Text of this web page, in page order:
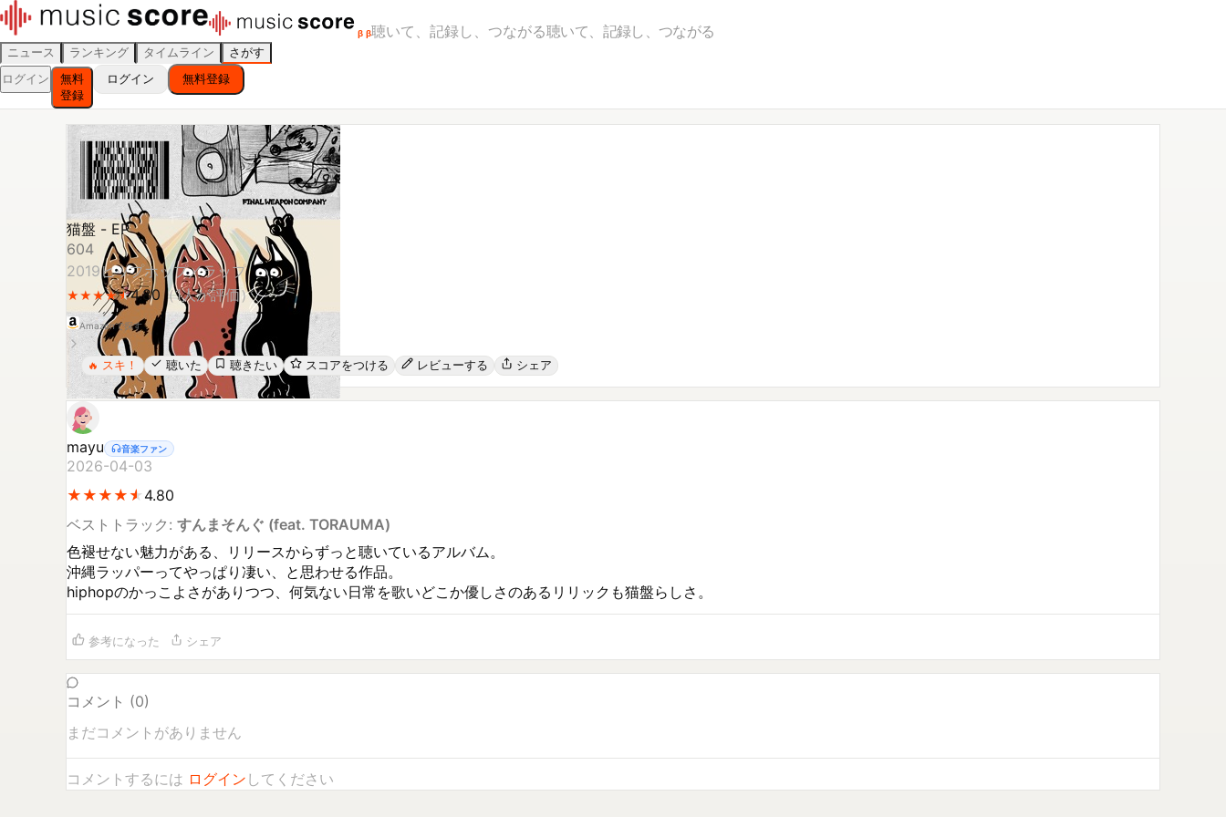
β β聴いて、記録し、つながる聴いて、記録し、つながる
ニュース ランキング タイムライン
さがす
ログイン
無料
登録
ログイン 無料登録
猫盤 - EP
604
2019ヒップホップ／ラップ
★
★★
★★
★★
★★
★4.80 （1人が評価）
Amazonで探す
🔥 スキ！ 聴いた 聴きたい スコアをつける レビューする シェア
mayu 音楽ファン
2026-04-03
★
★★
★★
★★
★★
★ 4.80
ベストトラック: すんまそんぐ (feat. TORAUMA)
色褪せない魅力がある、リリースからずっと聴いているアルバム。
沖縄ラッパーってやっぱり凄い、と思わせる作品。
参考になった シェア
コメント (0)
まだコメントがありません
コメントするには ログイン してください